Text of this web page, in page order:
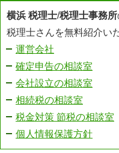
横浜 税理士/税理士事務所
税理士さんを無料紹介い
運営会社
確定申告の相談室
会社設立の相談室
相続税の相談室
税金対策 節税の相談室
個人情報保護方針